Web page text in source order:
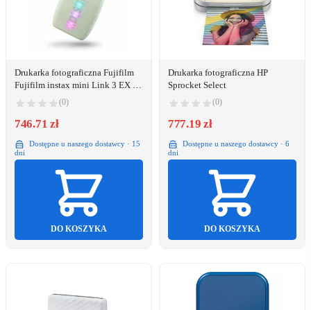
Drukarka fotograficzna Fujifilm
Fujifilm instax mini Link 3 EX D
(0)
746.71 zł
Dostępne u naszego dostawcy · 15
dni
DO KOSZYKA
Drukarka fotograficzna HP
Sprocket Select
(0)
777.19 zł
Dostępne u naszego dostawcy · 6
dni
DO KOSZYKA